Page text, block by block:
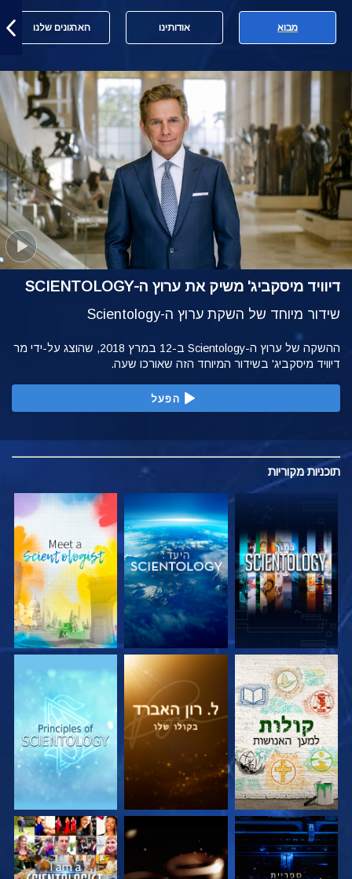
מבוא אודותינו הארגונים שלנו
דיוויד מיסקביג' משיק את ערוץ ה-SCIENTOLOGY
שידור מיוחד של השקת ערוץ ה-Scientology
ההשקה של ערוץ ה-Scientology ב-12 במרץ 2018, שהוצג על-ידי מר
דיוויד מיסקביג' בשידור המיוחד הזה שאורכו שעה.
הפעל
תוכניותמקוריות
בדוק את הסדרה בדוק את הסדרה בדוק את הסדרה
בדוק את הסדרה בדוק את הסדרה צפה